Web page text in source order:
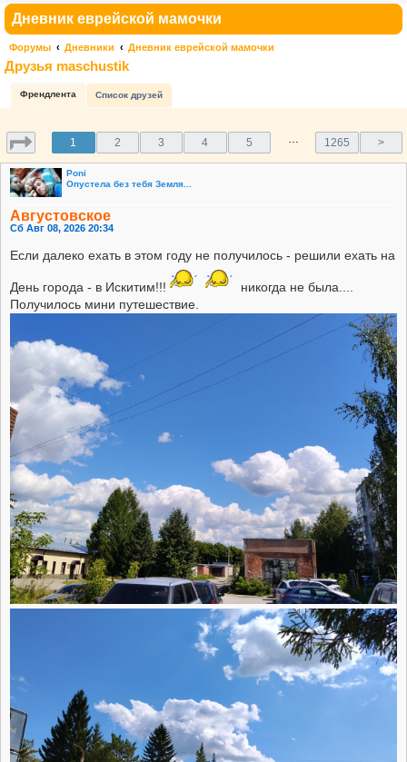
Дневник еврейской мамочки
Форумы Дневники Дневник еврейской мамочки
Друзья maschustik
Френдлента Список друзей
1 2 3 4 5 … 1265 >
Poni
Опустела без тебя Земля...
Августовское
Сб Авг 08, 2026 20:34
Если далеко ехать в этом году не получилось - решили ехать на
День города - в Искитим!!!
никогда не была....
Получилось мини путешествие.